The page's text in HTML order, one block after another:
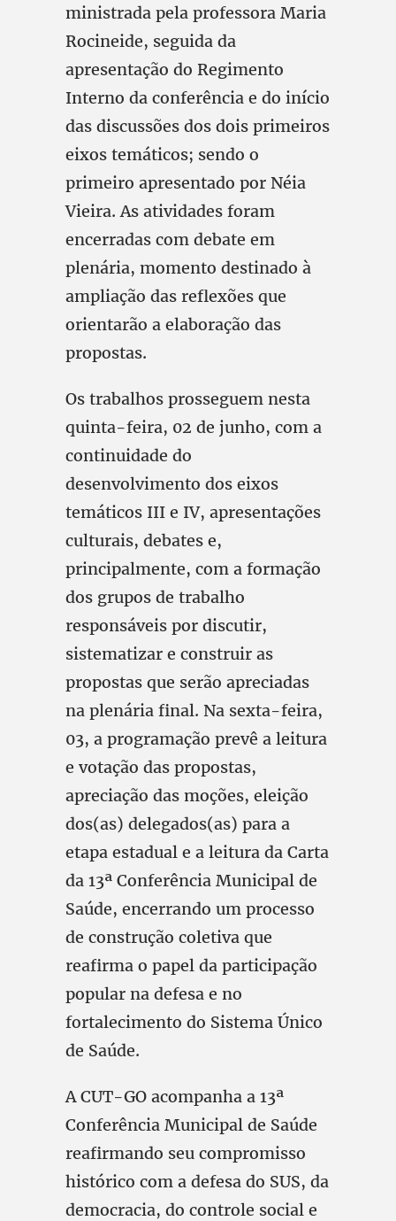
ministrada pela professora Maria
Rocineide, seguida da
apresentação do Regimento
Interno da conferência e do início
das discussões dos dois primeiros
eixos temáticos; sendo o
primeiro apresentado por Néia
Vieira. As atividades foram
encerradas com debate em
plenária, momento destinado à
ampliação das reflexões que
orientarão a elaboração das
propostas.
Os trabalhos prosseguem nesta
quinta-feira, 02 de junho, com a
continuidade do
desenvolvimento dos eixos
temáticos III e IV, apresentações
culturais, debates e,
principalmente, com a formação
dos grupos de trabalho
responsáveis por discutir,
sistematizar e construir as
propostas que serão apreciadas
na plenária final. Na sexta-feira,
03, a programação prevê a leitura
e votação das propostas,
apreciação das moções, eleição
dos(as) delegados(as) para a
etapa estadual e a leitura da Carta
da 13ª Conferência Municipal de
Saúde, encerrando um processo
de construção coletiva que
reafirma o papel da participação
popular na defesa e no
fortalecimento do Sistema Único
de Saúde.
A CUT-GO acompanha a 13ª
Conferência Municipal de Saúde
reafirmando seu compromisso
histórico com a defesa do SUS, da
democracia, do controle social e